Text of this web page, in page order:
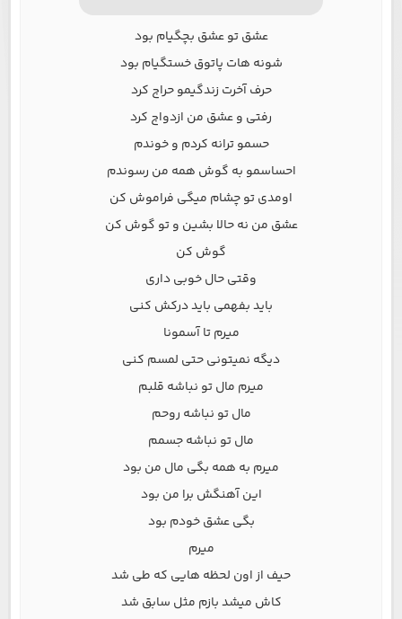
عشق تو عشق بچگیام بود
شونه هات پاتوق خستگیام بود
حرف آخرت زندگیمو حراج کرد
رفتی و عشق من ازدواج کرد
حسمو ترانه کردم و خوندم
احساسمو به گوش همه من رسوندم
اومدی تو چشام میگی فراموش کن
عشق من نه حالا بشین و تو گوش کن
گوش کن
وقتی حال خوبی داری
باید بفهمی باید درکش کنی
میرم تا آسمونا
دیگه نمیتونی حتی لمسم کنی
میرم مال تو نباشه قلبم
مال تو نباشه روحم
مال تو نباشه جسمم
میرم به همه بگی مال من بود
این آهنگش برا من بود
بگی عشق خودم بود
میرم
حیف از اون لحظه هایی که طی شد
کاش میشد بازم مثل سابق شد